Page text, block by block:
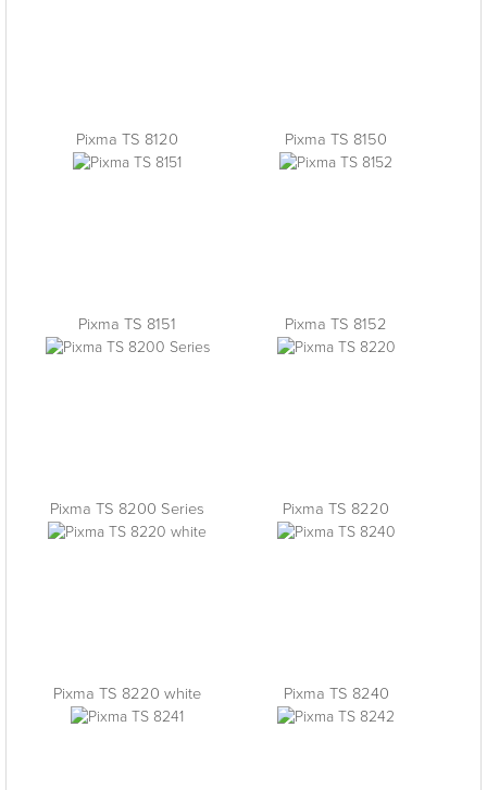
Pixma TS 8120 Pixma TS 8150
Pixma TS 8151 Pixma TS 8152
Pixma TS 8200 Series Pixma TS 8220
Pixma TS 8220 white Pixma TS 8240